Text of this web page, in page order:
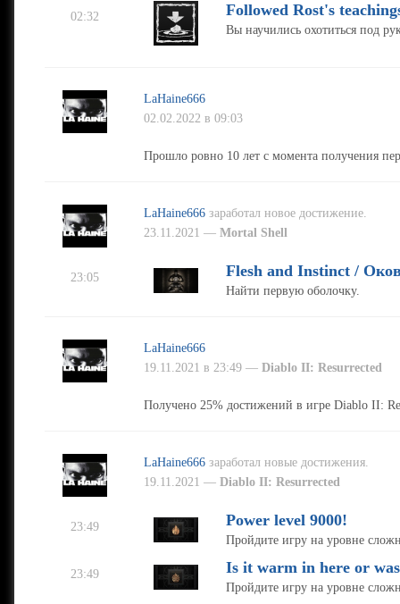
02:32 Followed Rost's
Вы научились охотиться под
LaHaine666
02.02.2022 в 09:03
Прошло ровно 10 лет с момента получения
LaHaine666 заработал новое достижение.
23.11.2021 —Mortal Shell
23:05 Flesh and Instinct /
Найти первую оболочку.
LaHaine666
19.11.2021 в 23:49 —Diablo II: Resurrected
Получено 25% достижений в игре Diablo II:
LaHaine666 заработал новые достижения.
19.11.2021 —Diablo II: Resurrected
23:49 Power level 9000!
Пройдите игру на уровне
23:49 Is it warm in here or
Пройдите игру на уровне